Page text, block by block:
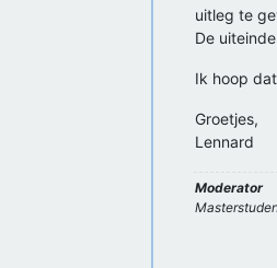
uitleg te
De
Ik hoop
Groetjes,
Lennard
Moderator